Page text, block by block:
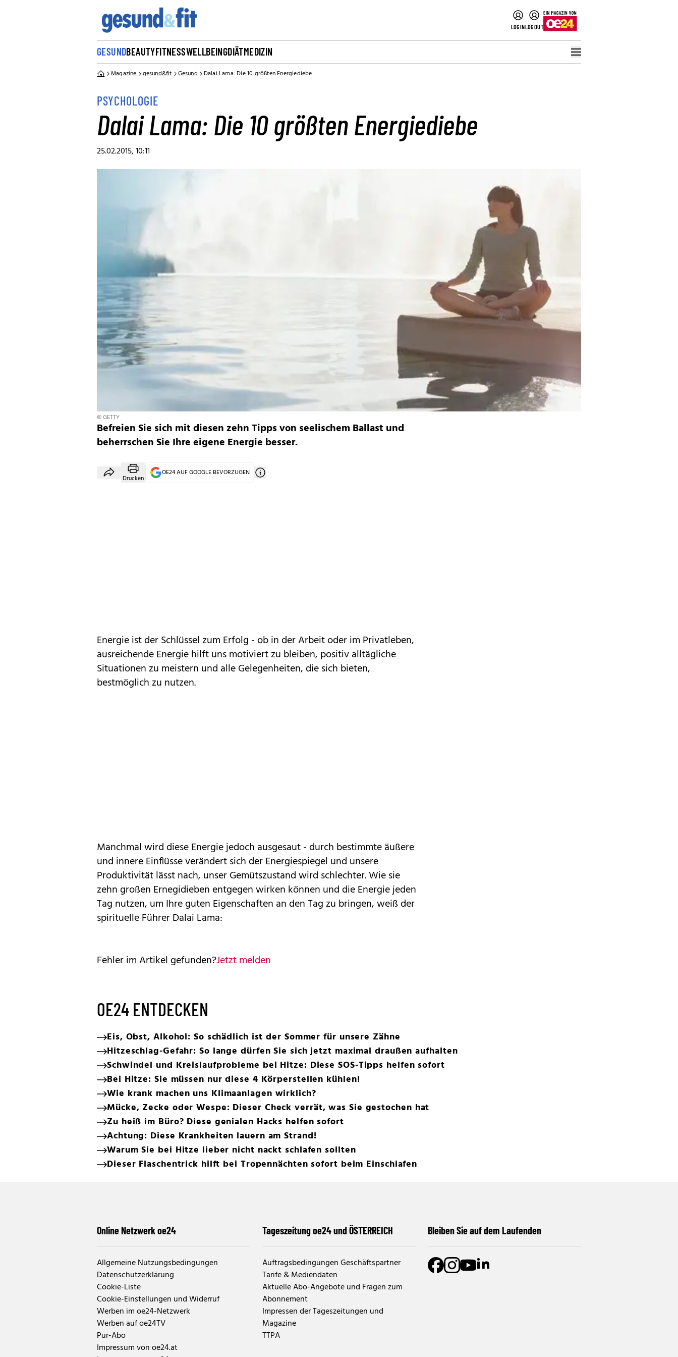
LOGINLOGOUT
GESUNDBEAUTYFITNESSWELLBEINGDIÄTMEDIZIN
Magazine gesund&fit Gesund Dalai Lama: Die 10 größten Energiediebe
PSYCHOLOGIE
Dalai Lama: Die 10 größten Energiediebe
25.02.2015, 10:11
© GETTY
Befreien Sie sich mit diesen zehn Tipps von seelischem Ballast und
beherrschen Sie Ihre eigene Energie besser.
Drucken
OE24 AUF GOOGLE BEVORZUGEN
Energie ist der Schlüssel zum Erfolg - ob in der Arbeit oder im Privatleben,
ausreichende Energie hilft uns motiviert zu bleiben, positiv alltägliche
Situationen zu meistern und alle Gelegenheiten, die sich bieten,
bestmöglich zu nutzen.
Manchmal wird diese Energie jedoch ausgesaut - durch bestimmte äußere
und innere Einflüsse verändert sich der Energiespiegel und unsere
Produktivität lässt nach, unser Gemütszustand wird schlechter. Wie sie
zehn großen Ernegidieben entgegen wirken können und die Energie jeden
Tag nutzen, um Ihre guten Eigenschaften an den Tag zu bringen, weiß der
spirituelle Führer Dalai Lama:
Fehler im Artikel gefunden?Jetzt melden
OE24 ENTDECKEN
Eis, Obst, Alkohol: So schädlich ist der Sommer für unsere Zähne
Hitzeschlag-Gefahr: So lange dürfen Sie sich jetzt maximal draußen aufhalten
Schwindel und Kreislaufprobleme bei Hitze: Diese SOS-Tipps helfen sofort
Bei Hitze: Sie müssen nur diese 4 Körperstellen kühlen!
Wie krank machen uns Klimaanlagen wirklich?
Mücke, Zecke oder Wespe: Dieser Check verrät, was Sie gestochen hat
Zu heiß im Büro? Diese genialen Hacks helfen sofort
Achtung: Diese Krankheiten lauern am Strand!
Warum Sie bei Hitze lieber nicht nackt schlafen sollten
Dieser Flaschentrick hilft bei Tropennächten sofort beim Einschlafen
Online Netzwerk oe24
Allgemeine Nutzungsbedingungen
Datenschutzerklärung
Cookie-Liste
Cookie-Einstellungen und Widerruf
Werben im oe24-Netzwerk
Werben auf oe24TV
Pur-Abo
Impressum von oe24.at
Tageszeitung oe24 und ÖSTERREICH
Auftragsbedingungen Geschäftspartner
Tarife & Mediendaten
Aktuelle Abo-Angebote und Fragen zum
Abonnement
Impressen der Tageszeitungen und
Magazine
TTPA
Bleiben Sie auf dem Laufenden